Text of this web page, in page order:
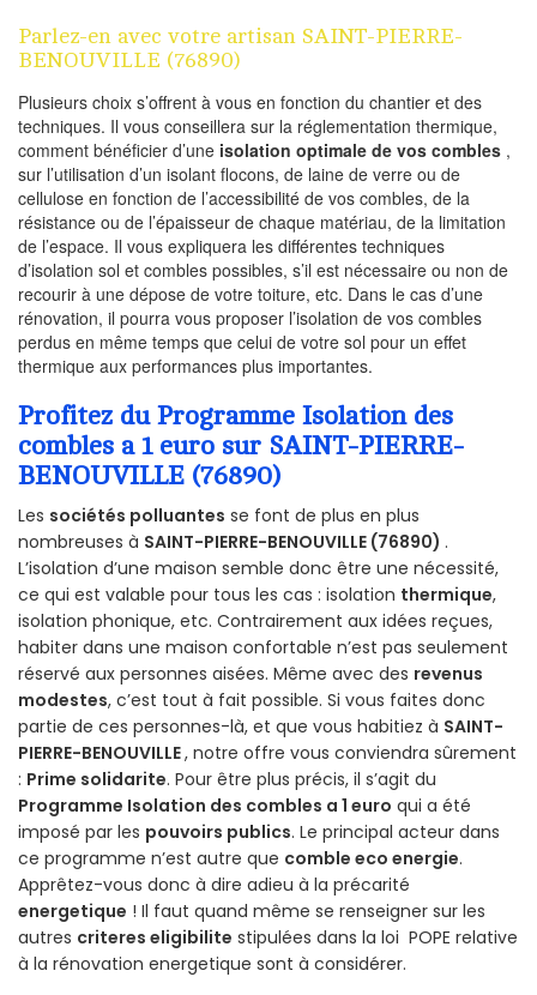
Parlez-en avec votre artisan SAINT-PIERRE-
BENOUVILLE (76890)
Plusieurs choix s’offrent à vous en fonction du chantier et des
techniques. Il vous conseillera sur la réglementation thermique,
comment bénéficier d’une isolation optimale de vos combles ,
sur l’utilisation d’un isolant flocons, de laine de verre ou de
cellulose en fonction de l’accessibilité de vos combles, de la
résistance ou de l’épaisseur de chaque matériau, de la limitation
de l’espace. Il vous expliquera les différentes techniques
d’isolation sol et combles possibles, s’il est nécessaire ou non de
recourir à une dépose de votre toiture, etc. Dans le cas d’une
rénovation, il pourra vous proposer l’isolation de vos combles
perdus en même temps que celui de votre sol pour un effet
thermique aux performances plus importantes.
Profitez du Programme Isolation des
combles a 1 euro sur SAINT-PIERRE-
BENOUVILLE (76890)
Les sociétés polluantes se font de plus en plus
nombreuses à SAINT-PIERRE-BENOUVILLE (76890) .
L’isolation d’une maison semble donc être une nécessité,
ce qui est valable pour tous les cas : isolation thermique,
isolation phonique, etc. Contrairement aux idées reçues,
habiter dans une maison confortable n’est pas seulement
réservé aux personnes aisées. Même avec des revenus
modestes, c’est tout à fait possible. Si vous faites donc
partie de ces personnes-là, et que vous habitiez à SAINT-
PIERRE-BENOUVILLE, notre offre vous conviendra sûrement
: Prime solidarite. Pour être plus précis, il s’agit du
Programme Isolation des combles a 1 euro qui a été
imposé par les pouvoirs publics. Le principal acteur dans
ce programme n’est autre que comble eco energie.
Apprêtez-vous donc à dire adieu à la précarité
energetique ! Il faut quand même se renseigner sur les
autres criteres eligibilite stipulées dans la loi POPE relative
à la rénovation energetique sont à considérer.